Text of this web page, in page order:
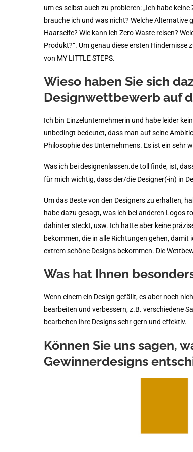
um es selbst auch zu probieren: „Ich habe
brauche ich und was nicht? Welche Alternative
Haarseife? Wie kann ich Zero Waste reisen?
Produkt?“. Um genau diese ersten
von MY LITTLE STEPS.
Wieso haben Sie sich
Designwettbewerb auf
Ich bin Einzelunternehmerin und habe leider
unbedingt bedeutet, dass man auf seine
Philosophie des Unternehmens. Es ist ein sehr
Was ich bei designenlassen.de toll finde, ist,
für mich wichtig, dass der/die Designer(-in) in
Um das Beste von den Designers zu erhalten,
habe dazu gesagt, was ich bei anderen Logos
dahinter steckt, usw. Ich hatte aber keine
bekommen, die in alle Richtungen gehen,
extrem schöne Designs bekommen. Die
Was hat Ihnen
Wenn einem ein Design gefällt, es aber noch
bearbeiten und verbessern, z.B. verschiedene
bearbeiten ihre Designs sehr gern und effektiv.
Können Sie uns sagen,
Gewinnerdesigns